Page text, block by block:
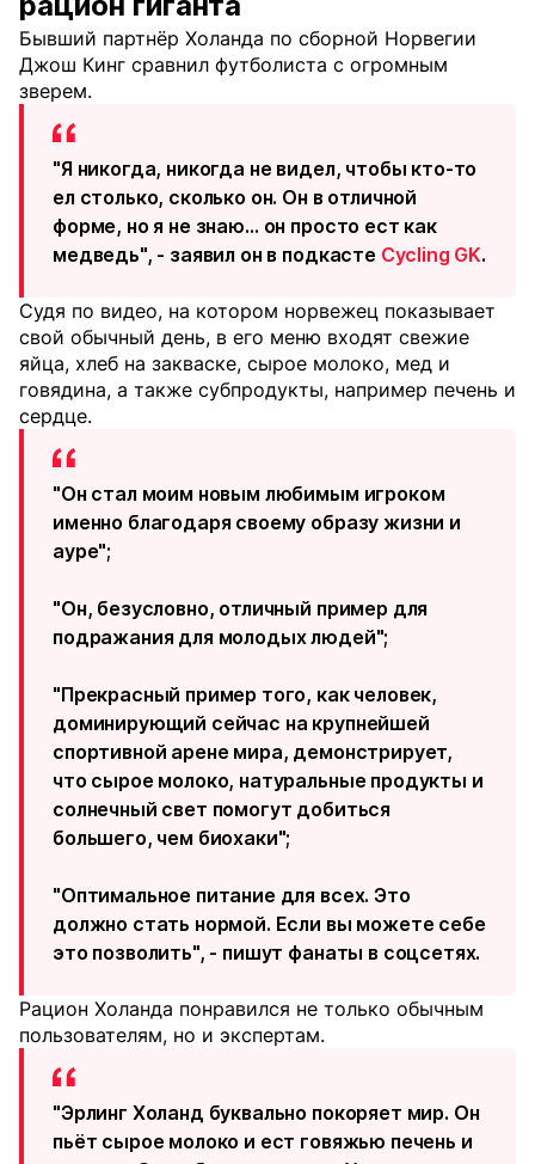
Бывший партнёр Холанда по сборной Норвегии
Джош Кинг сравнил футболиста с огромным
зверем.
"Я никогда, никогда не видел, чтобы кто-то
ел столько, сколько он. Он в отличной
форме, но я не знаю… он просто ест как
медведь", - заявил он в подкасте Cycling GK.
Судя по видео, на котором норвежец показывает
свой обычный день, в его меню входят свежие
яйца, хлеб на закваске, сырое молоко, мед и
говядина, а также субпродукты, например печень и
сердце.
"Он стал моим новым любимым игроком
именно благодаря своему образу жизни и
ауре";
"Он, безусловно, отличный пример для
подражания для молодых людей";
"Прекрасный пример того, как человек,
доминирующий сейчас на крупнейшей
спортивной арене мира, демонстрирует,
что сырое молоко, натуральные продукты и
солнечный свет помогут добиться
большего, чем биохаки";
"Оптимальное питание для всех. Это
должно стать нормой. Если вы можете себе
это позволить", - пишут фанаты в соцсетях.
Рацион Холанда понравился не только обычным
пользователям, но и экспертам.
"Эрлинг Холанд буквально покоряет мир. Он
пьёт сырое молоко и ест говяжью печень и